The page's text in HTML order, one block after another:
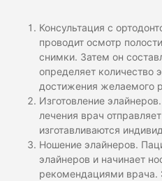
Консультация с
проводит осмотр
снимки. Затем он
определяет количество
достижения желаемого
Изготовление
лечения врач
изготавливаются
Ношение элайнеров.
элайнеров и начинает
рекомендациями